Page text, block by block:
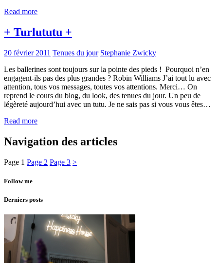
Read more
+ Turlututu +
20 février 2011 Tenues du jour Stephanie Zwicky
Les ballerines sont toujours sur la pointe des pieds ! Pourquoi n’en
engagent-ils pas des plus grandes ? Robin Williams J’ai tout lu avec
attention, tous vos messages, toutes vos attentions. Merci… On
reprend le cours du blog, du look, des tenues du jour. Un peu de
légèreté aujourd’hui avec un tutu. Je ne sais pas si vous vous êtes…
Read more
Navigation des articles
Page 1 Page 2 Page 3 >
Follow me
Derniers posts